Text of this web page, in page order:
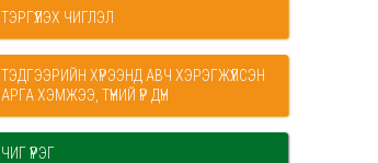
ТЭРГҮҮЛЭХ ЧИГЛЭЛ
ТЭДГЭЭРИЙН ХҮРЭЭНД АВЧ ХЭРЭГЖҮҮЛСЭН
АРГА ХЭМЖЭЭ, ТҮҮНИЙ ҮР ДҮН
ЧИГ ҮҮРЭГ